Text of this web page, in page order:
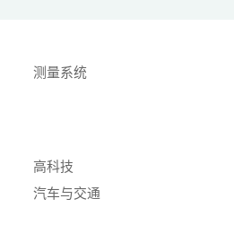
测量系统
高科技
汽车与交通